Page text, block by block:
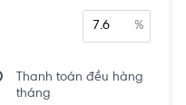
%
Thanh toán đều hàng
tháng